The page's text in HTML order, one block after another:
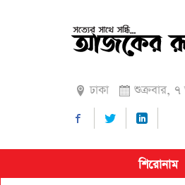
ঢাকা শুক্রবার,
শিরোনাম